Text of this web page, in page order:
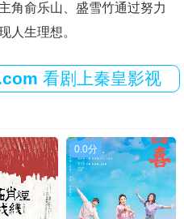
角俞乐山、盛雪竹通过努力
人生理想。
看剧上秦皇影视
0.0分